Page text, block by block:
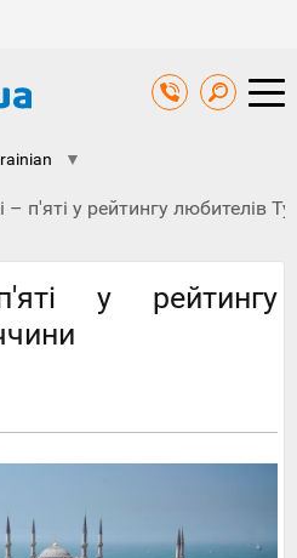
▼
– п'яті у рейтингу любителів
у рейтингу